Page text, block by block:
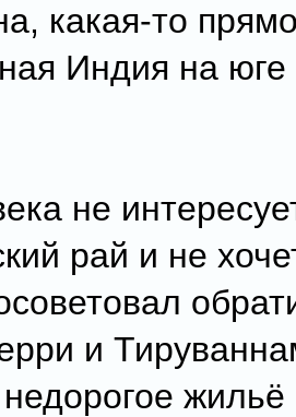
какая-то
Индия на юге
не
рай и не
и
недорогое